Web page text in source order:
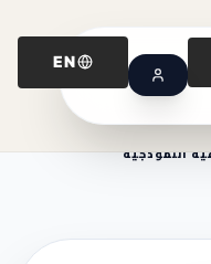
EN
النموذجية